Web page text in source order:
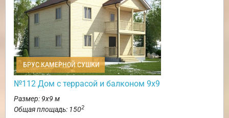
БРУС КАМЕРНОЙ СУШКИ
№112 Дом с террасой и балконом 9х9
Размер: 9х9 м
Общая площадь: 1502